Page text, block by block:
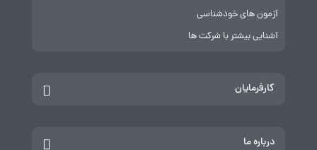
آزمون های خودشناسی
آشنایی بیشتر با شرکت ها
کارفرمایان
درباره ما